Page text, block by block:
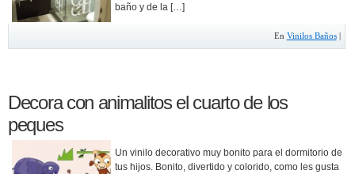
baño y de la […]
En Vinilos Baños|
Decora con animalitos el cuarto de los
peques
Un vinilo decorativo muy bonito para el dormitorio de
tus hijos. Bonito, divertido y colorido, como les gusta